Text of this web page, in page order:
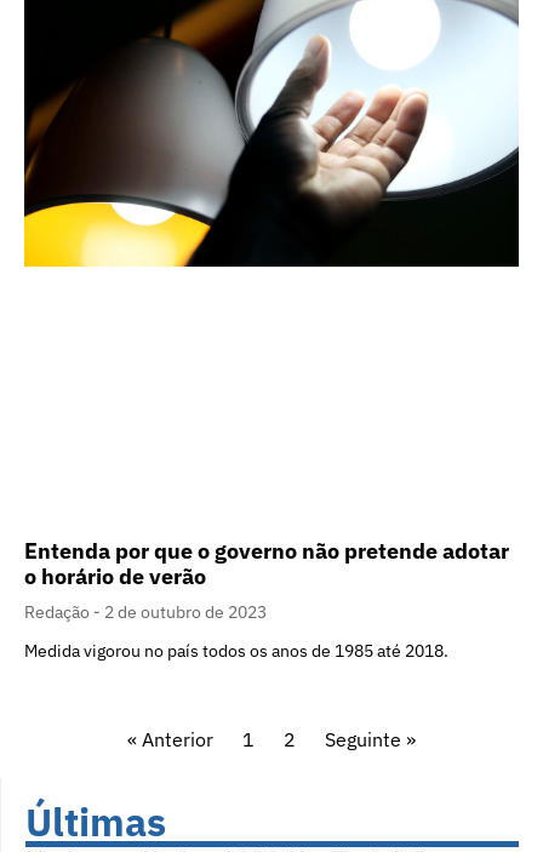
Entenda por que o governo não pretende adotar
o horário de verão
Redação
2 de outubro de 2023
Medida vigorou no país todos os anos de 1985 até 2018.
« Anterior 1 2 Seguinte »
Últimas